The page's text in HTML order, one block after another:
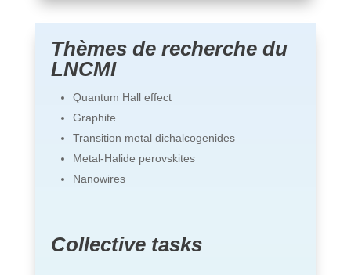
Thèmes de recherche du
LNCMI
Quantum Hall effect
Graphite
Transition metal dichalcogenides
Metal-Halide perovskites
Nanowires
Collective tasks